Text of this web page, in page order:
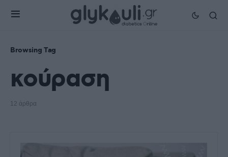
Browsing Tag
κούραση
12 άρθρα